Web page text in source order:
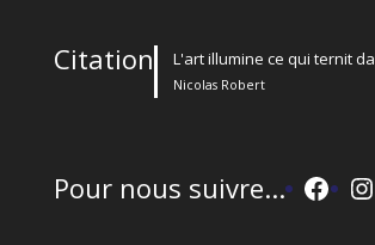
Citation L'art illumine ce qui ternit
Nicolas Robert
Pour nous suivre...